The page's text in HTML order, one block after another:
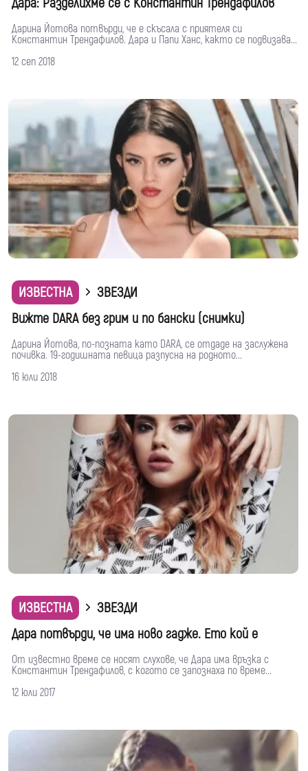
Дарина Йотова потвърди, че е скъсала с приятеля си
Константин Трендафилов. Дара и Папи Ханс, както се подвизава...
12 сеп 2018
ИЗВЕСТНА
ЗВЕЗДИ
Вижте DARA без грим и по бански (снимки)
Дарина Йотова, по-позната като DARA, се отдаде на заслужена
почивка. 19-годишната певица разпусна на родното...
16 юли 2018
ИЗВЕСТНА
ЗВЕЗДИ
Дара потвърди, че има ново гадже. Ето кой е
От известно време се носят слухове, че Дара има връзка с
Константин Трендафилов, с когото се запознаха по време...
12 юли 2017